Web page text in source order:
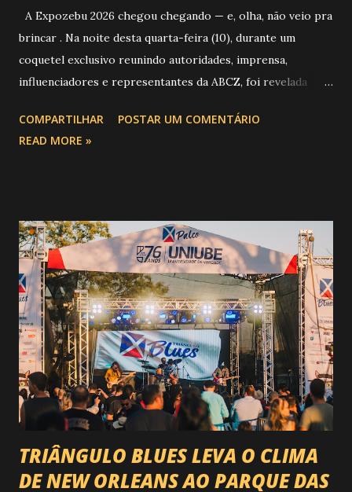
A Expozebu 2026 chegou chegando — e, olha, não veio pra
brincar . Na noite desta quarta-feira (10), durante um
coquetel exclusivo reunindo autoridades, imprensa,
influenciadores e representantes da ABCZ, foi revelada
festa : a chegada do Campeonato de Montarias em Touros
do Circuito Rancho Primavera (CRP) , a maior companhia de
impacto é tão grande que o evento até mudou de nome:
agora é Expozebu Rodeo Shows . E não para por aí. Foto:
@circuitoranchoprimavera 🎤 LINE-UP NACIONAL QUE
VAI ESTREMECER O PARQUE Serão quatro noites , entre
24, 25, 30 de abril e 02 de maio , com oito atrações gigantes
da música brasileira , contemplando sertanejo, forró,
piseiro e sofrência nível hard: Gusttavo Lima Leonardo
Natanzinho Lima Jads & ...
COMPARTILHAR
POSTAR UM COMENTÁRIO
READ MORE »
TRIÂNGULO BLUES LEVA O CLIMA
DE NEW ORLEANS AO PARQUE DAS